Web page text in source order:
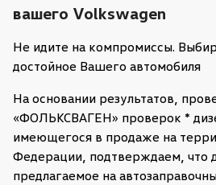
вашего Volkswagen
Не идите на компромиссы.
достойное Вашего автомобиля
На основании результатов,
«ФОЛЬКСВАГЕН» проверок *
имеющегося в продаже на
Федерации, подтверждаем, что
предлагаемое на